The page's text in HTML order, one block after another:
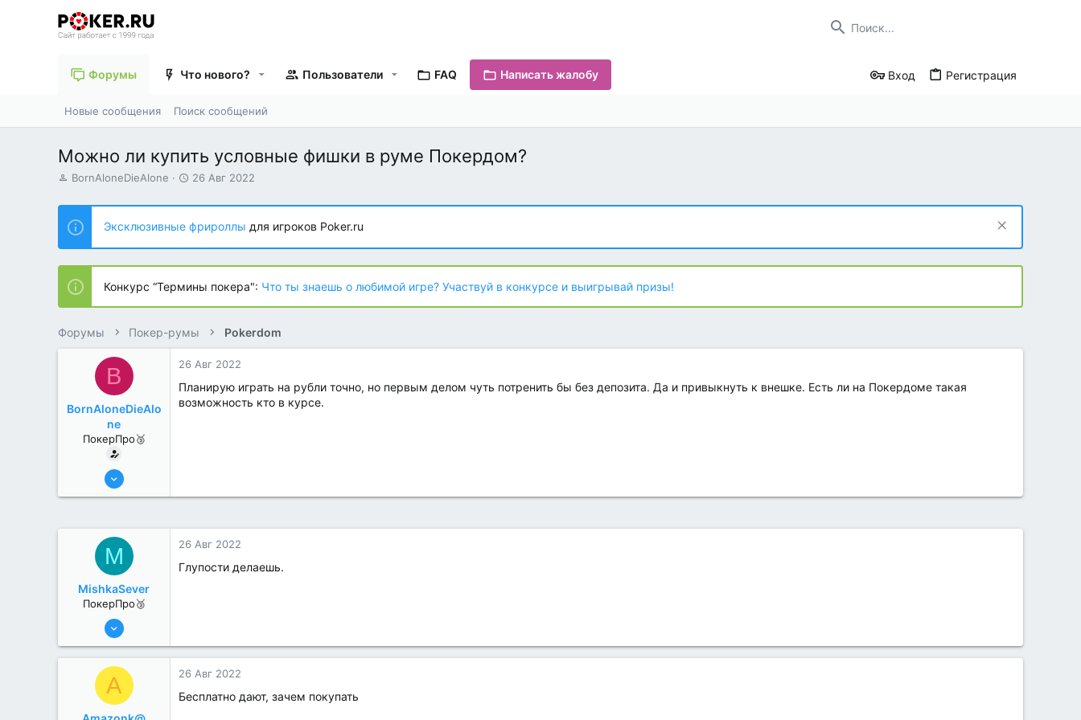
Форумы Что нового? Пользователи FAQ Написать жалобу Вход Регистрация
Новые сообщения Поиск сообщений
Можно ли купить условные фишки в руме Покердом?
А
т
о
р
т
е
м
ы
BornAloneDieAlone
Д
т
а
н
а
ч
л
а
26 Авг 2022
Эксклюзивные фрироллы для игроков Poker.ru
Конкурс “Термины покера": Что ты знаешь о любимой игре? Участвуй в конкурсе и выигрывай призы!
Форумы Покер-румы Pokerdom
B
BornAloneDieAlo
ne
ПокерПро🥉
17 Авг 2022
26 Авг 2022
Планирую играть на рубли точно, но первым делом чуть потренить бы без депозита. Да и привыкнуть к внешке. Есть ли на Покердоме такая
возможность кто в курсе.
M
MishkaSever
ПокерПро🥉
17 Авг 2022
0
26 Авг 2022
Глупости делаешь.
A 26 Авг 2022
Бесплатно дают, зачем покупать